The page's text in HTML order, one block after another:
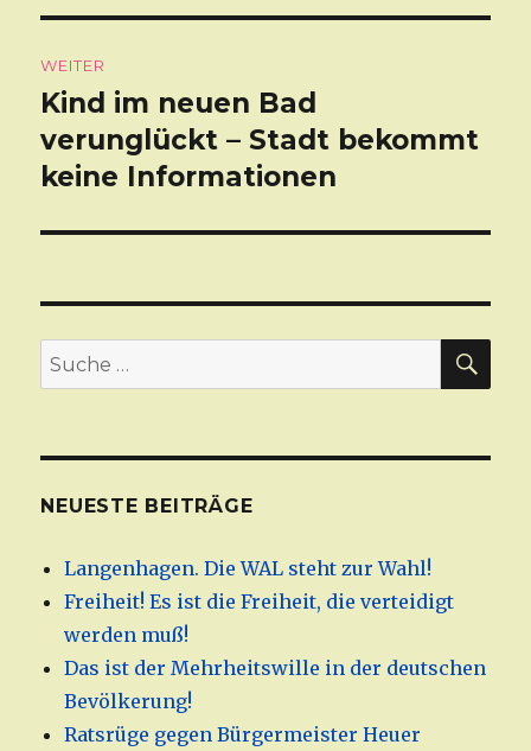
WEITER
Nächster
Beitrag:
Kind im neuen Bad
verunglückt – Stadt bekommt
keine Informationen
Suche
nach:
NEUESTE BEITRÄGE
Langenhagen. Die WAL steht zur Wahl!
Freiheit! Es ist die Freiheit, die verteidigt
werden muß!
Das ist der Mehrheitswille in der deutschen
Bevölkerung!
Ratsrüge gegen Bürgermeister Heuer